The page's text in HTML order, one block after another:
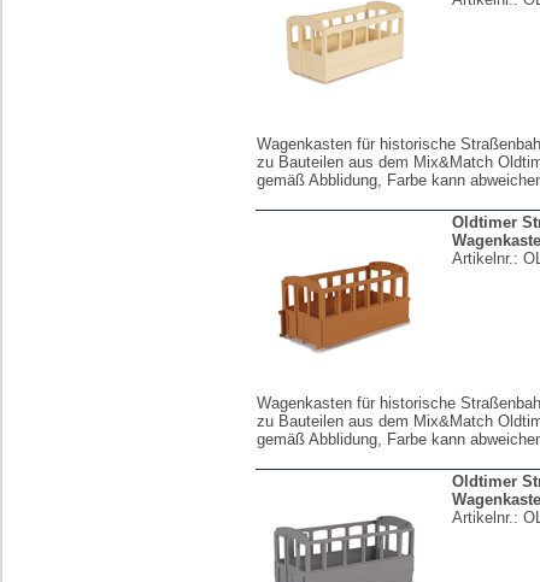
Wagenkasten für historische
zu Bauteilen aus dem Mix&Match
gemäß Abblidung, Farbe kann
Oldtimer
Artikelnr.:
Wagenkasten für historische
zu Bauteilen aus dem Mix&Match
gemäß Abblidung, Farbe kann
Oldtimer
Artikelnr.: